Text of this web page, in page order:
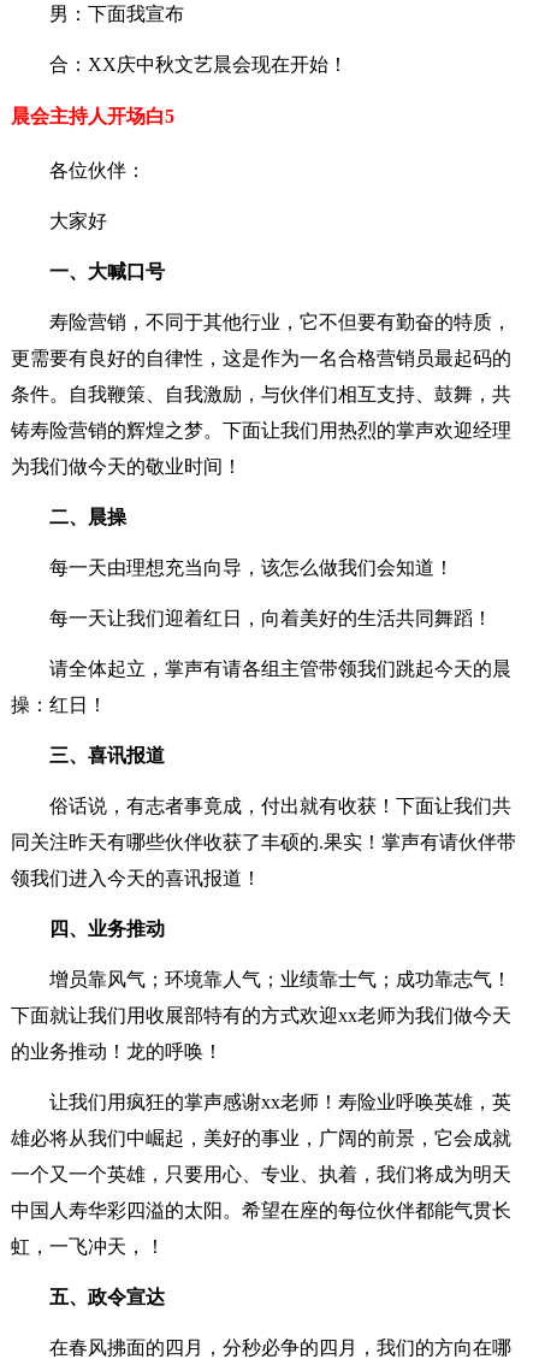
男：下面我宣布
合：XX庆中秋文艺晨会现在开始！
晨会主持人开场白5
各位伙伴：
大家好
一、大喊口号
寿险营销，不同于其他行业，它不但要有勤奋的特质，
更需要有良好的自律性，这是作为一名合格营销员最起码的
条件。自我鞭策、自我激励，与伙伴们相互支持、鼓舞，共
铸寿险营销的辉煌之梦。下面让我们用热烈的掌声欢迎经理
为我们做今天的敬业时间！
二、晨操
每一天由理想充当向导，该怎么做我们会知道！
每一天让我们迎着红日，向着美好的生活共同舞蹈！
请全体起立，掌声有请各组主管带领我们跳起今天的晨
操：红日！
三、喜讯报道
俗话说，有志者事竟成，付出就有收获！下面让我们共
同关注昨天有哪些伙伴收获了丰硕的.果实！掌声有请伙伴带
领我们进入今天的喜讯报道！
四、业务推动
增员靠风气；环境靠人气；业绩靠士气；成功靠志气！
下面就让我们用收展部特有的方式欢迎xx老师为我们做今天
的业务推动！龙的呼唤！
让我们用疯狂的掌声感谢xx老师！寿险业呼唤英雄，英
雄必将从我们中崛起，美好的事业，广阔的前景，它会成就
一个又一个英雄，只要用心、专业、执着，我们将成为明天
中国人寿华彩四溢的太阳。希望在座的每位伙伴都能气贯长
虹，一飞冲天，！
五、政令宣达
在春风拂面的四月，分秒必争的四月，我们的方向在哪